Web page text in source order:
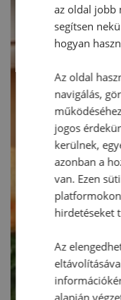
az oldal jobb
segítsen
hogyan
Az oldal
navigálás,
jogos
kerülnek,
azonban a
van. Ezen
hirdetéseket
Az
alapján